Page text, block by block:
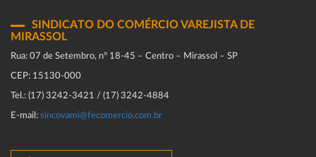
SINDICATO DO COMÉRCIO VAREJISTA DE
MIRASSOL
Rua: 07 de Setembro, n° 18-45 – Centro – Mirassol – SP
CEP: 15130-000
Tel.: (17) 3242-3421 / (17) 3242-4884
E-mail: sincovami@fecomercio.com.br